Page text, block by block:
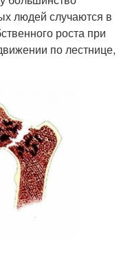
людей случаются в
роста при
по лестнице,